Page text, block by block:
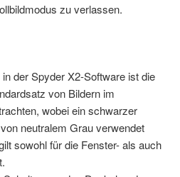
zu verlassen.
der Spyder X2-Software ist die
von Bildern im
wobei ein schwarzer
neutralem Grau verwendet
sowohl für die Fenster- als auch